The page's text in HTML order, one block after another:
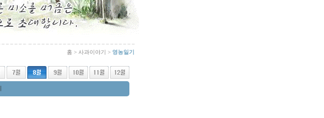
홈 > 사과이야기 > 영농일기